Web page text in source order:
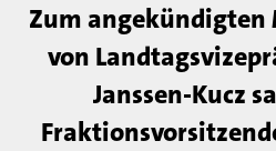
Zum
von
Janssen-Kucz